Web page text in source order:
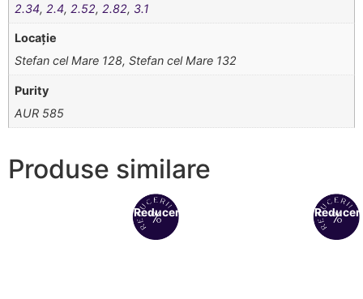
2.34, 2.4, 2.52, 2.82, 3.1
Locație
Stefan cel Mare 128, Stefan cel Mare 132
Purity
AUR 585
Produse similare
Reduceri!